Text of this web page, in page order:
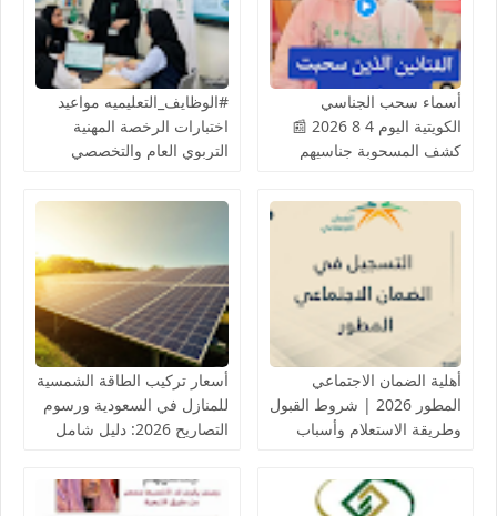
أسماء سحب الجناسي
الكويتية اليوم 4 8 2026 📰
كشف المسحوبة جناسيهم
الفنانيين أعمال جليلة
#الوظايف_التعليميه مواعيد
اختبارات الرخصة المهنية
التربوي العام والتخصصي
قياس ETEC
أهلية الضمان الاجتماعي
المطور 2026 | شروط القبول
وطريقة الاستعلام وأسباب
أسعار تركيب الطاقة الشمسية
للمنازل في السعودية ورسوم
التصاريح 2026: دليل شامل